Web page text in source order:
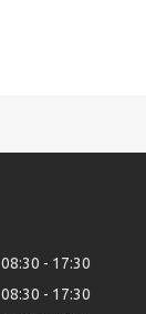
08:30
17:30
08:30
17:30